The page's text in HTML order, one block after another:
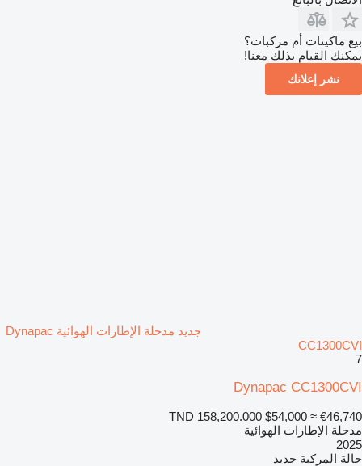
بيع ماكينات أم مركبات؟
يمكنك القيام بذلك معنا!
نشر إعلانك
جديد مدحلة الإطارات الهوائية Dynapac
CC1300CVI
7
Dynapac CC1300CVI
TND 158,200.000 $54,000 ≈ €46,740
مدحلة الإطارات الهوائية
2025
حالة المركبة جديد